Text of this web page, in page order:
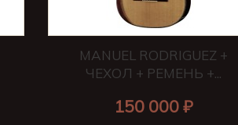
MANUEL RODRIGUEZ +
ЧЕХОЛ + РЕМЕНЬ +...
150 000 ₽